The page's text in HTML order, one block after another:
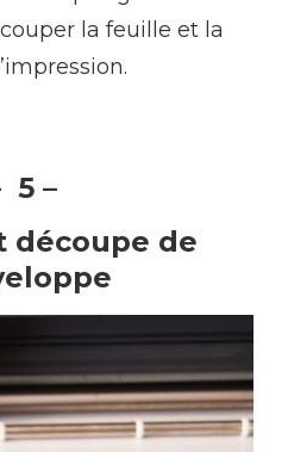
la feuille et la
5 –
découpe de